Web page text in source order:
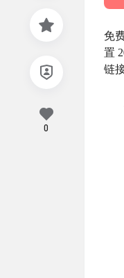
免
置
链
0